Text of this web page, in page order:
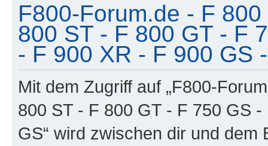
F800-Forum.de - F
800 ST - F 800 GT - F
- F 900 XR - F 900 GS
Mit dem Zugriff auf „F800-
800 ST - F 800 GT - F 750 GS
GS“ wird zwischen dir und